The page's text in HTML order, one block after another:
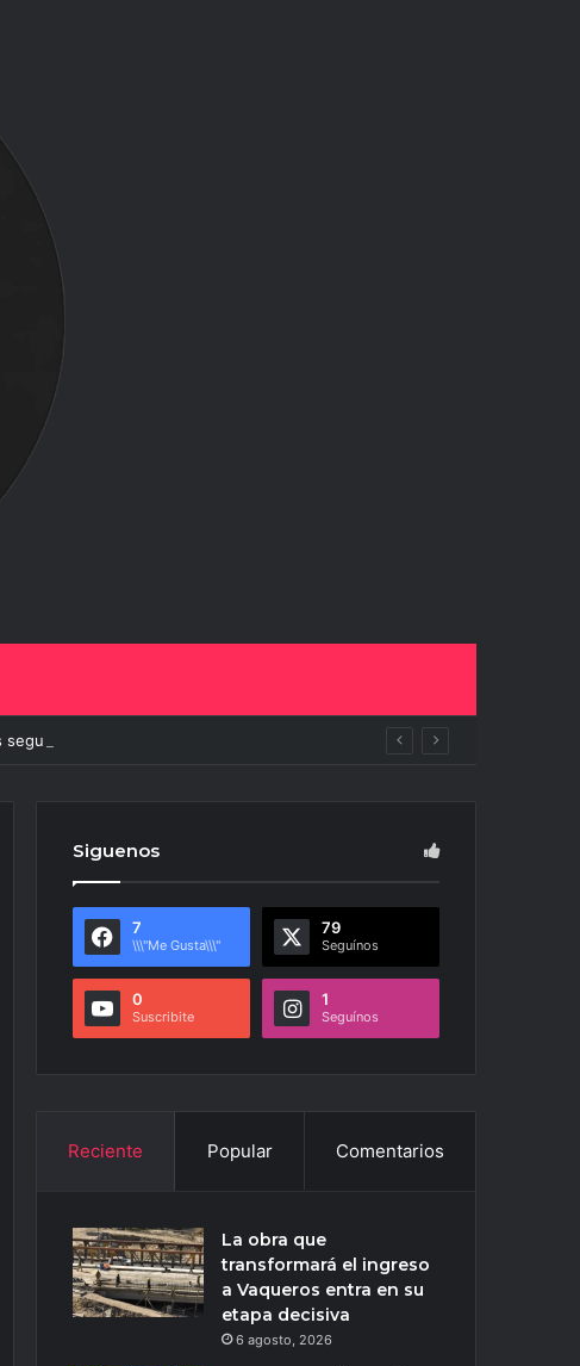
Siguenos
7
\\\"Me Gusta\\\"
79
Seguínos
0
Suscribite
1
Seguínos
Reciente Popular Comentarios
La obra que
transformará el ingreso
a Vaqueros entra en su
etapa decisiva
6 agosto, 2026